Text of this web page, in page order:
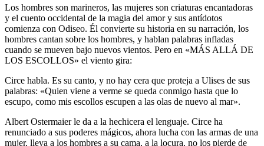
cantidad
Los hombres son marineros, las mujeres son criaturas encantadoras
y el cuento occidental de la magia del amor y sus antídotos
comienza con Odiseo. Él convierte su historia en su narración, los
hombres cantan sobre los hombres, y hablan palabras infladas
cuando se mueven bajo nuevos vientos. Pero en «MÁS ALLÁ DE
LOS ESCOLLOS» el viento gira:
Circe habla. Es su canto, y no hay cera que proteja a Ulises de sus
palabras: «Quien viene a verme se queda conmigo hasta que lo
escupo, como mis escollos escupen a las olas de nuevo al mar».
Albert Ostermaier le da a la hechicera el lenguaje. Circe ha
renunciado a sus poderes mágicos, ahora lucha con las armas de una
mujer, lleva a los hombres a su cama, a la locura, no los pierde de